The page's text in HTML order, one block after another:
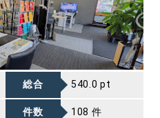
総合 540.0 pt
件数 108 件